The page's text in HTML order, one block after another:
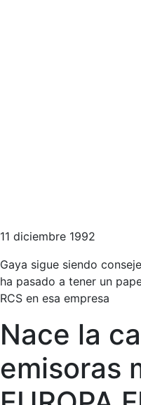
11 diciembre 1992
Gaya sigue siendo
ha pasado a tener un
RCS en esa empresa
Nace la
emisoras